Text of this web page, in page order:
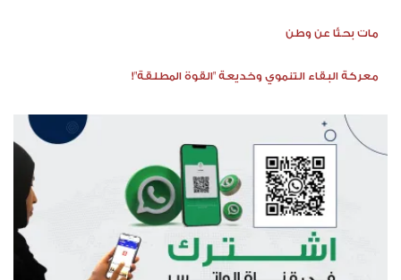
مات بحثًا عن وطن
معركة البقاء التنموي وخديعة "القوة المطلقة"!